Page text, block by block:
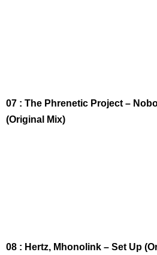
07 : The Phrenetic Project –
(Original Mix)
08 : Hertz, Mhonolink – Set Up